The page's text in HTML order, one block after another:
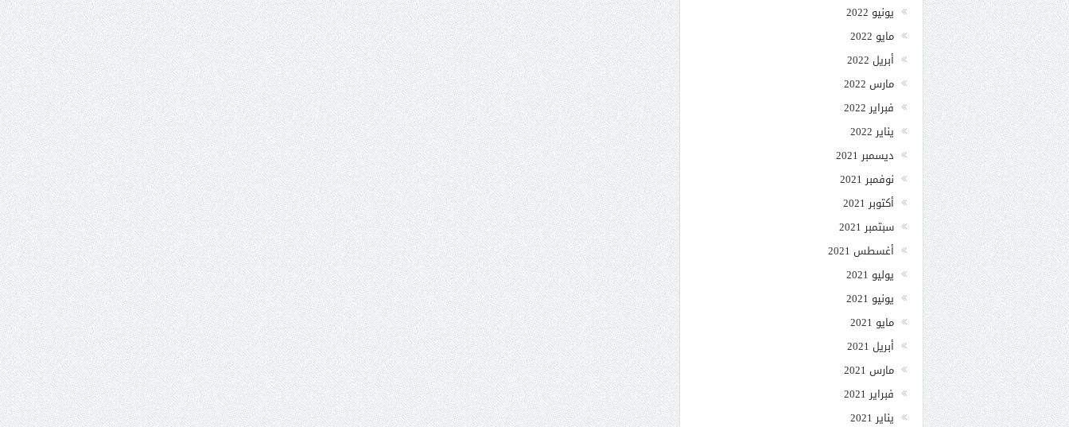
يونيو 2022
مايو 2022
أبريل 2022
مارس 2022
فبراير 2022
يناير 2022
ديسمبر 2021
نوفمبر 2021
أكتوبر 2021
سبتمبر 2021
أغسطس 2021
يوليو 2021
يونيو 2021
مايو 2021
أبريل 2021
مارس 2021
فبراير 2021
يناير 2021